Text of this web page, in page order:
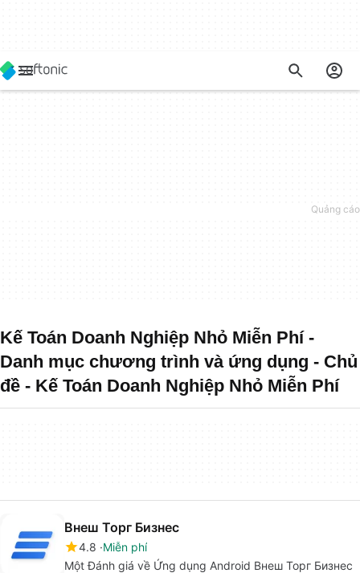
Kế Toán Doanh Nghiệp Nhỏ Miễn Phí -
Danh mục chương trình và ứng dụng - Chủ
đề - Kế Toán Doanh Nghiệp Nhỏ Miễn Phí
Внеш Торг Бизнес
4.8 Miễn phí
Một Đánh giá về Ứng dụng Android Внеш Торг Бизнес